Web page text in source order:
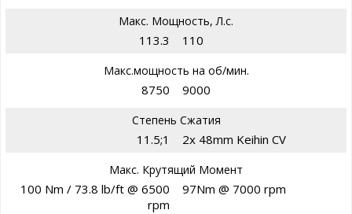
Макс. Мощность, Л.с.
113.3 110
Макс.мощность на об/мин.
8750 9000
Степень Сжатия
11.5;1 2x 48mm Keihin CV
Макс. Крутящий Момент
100 Nm / 73.8 lb/ft @ 6500
rpm
97Nm @ 7000 rpm